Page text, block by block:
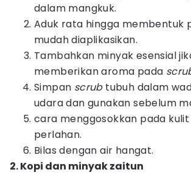
dalam mangkuk.
Aduk rata hingga membentuk
mudah diaplikasikan.
Tambahkan minyak esensial
memberikan aroma pada
Simpan scrubtubuh dalam
udara dan gunakan sebelum
cara menggosokkan pada
perlahan.
Bilas dengan air hangat.
2. Kopi dan minyak zaitun